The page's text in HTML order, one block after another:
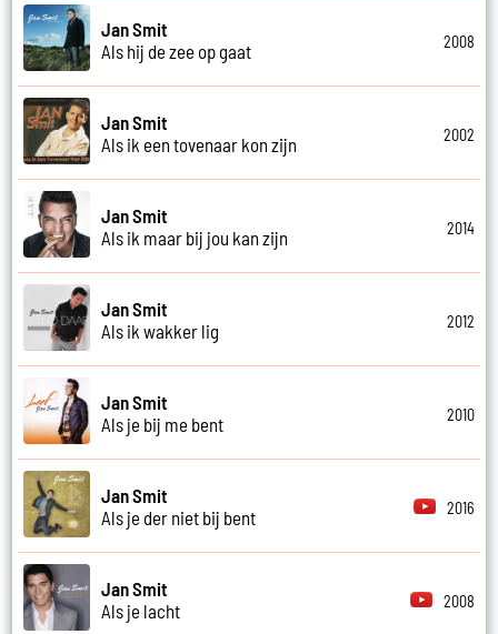
Jan Smit
Als hij de zee op gaat
2008
Jan Smit
Als ik een tovenaar kon zijn
2002
Jan Smit
Als ik maar bij jou kan zijn
2014
Jan Smit
Als ik wakker lig
2012
Jan Smit
Als je bij me bent
2010
Jan Smit
Als je der niet bij bent
2016
Jan Smit
Als je lacht
2008